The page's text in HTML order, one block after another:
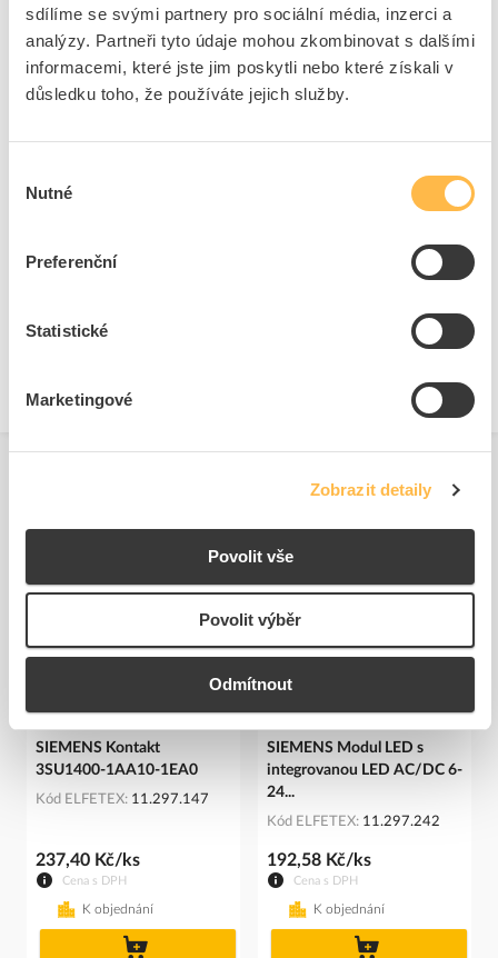
sdílíme se svými partnery pro sociální média, inzerci a
analýzy. Partneři tyto údaje mohou zkombinovat s dalšími
informacemi, které jste jim poskytli nebo které získali v
důsledku toho, že používáte jejich služby.
souhlasu
Nutné
Preferenční
Statistické
Marketingové
Zobrazit detaily
Povolit vše
Povolit výběr
Odmítnout
Přední kryty pro tlačítka
Barva tlačítka
Červená
Počet řídicích bodů
1
Krytí (IP), přední strana
Barva přední kroužek
Související produkty
SIEMENS Kontakt
3SU1400-1AA10-1EA0
Kód ELFETEX 11.297.147
Cena s DPH
237,40 Kč/ks
K objednání
SIEMENS Modul LED s
integrovanou LED AC/DC 6-
24...
Kód ELFETEX 11.297.242
Cena s DPH
192,58 Kč/ks
K objednání